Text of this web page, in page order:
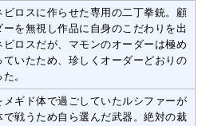
ビロスに作らせた専用の二丁拳銃。顧
ーを無視し作品に自身のこだわりを出
ビロスだが、マモンのオーダーは極め
ていたため、珍しくオーダーどおりの
。
メギド体で過ごしていたルシファーが
で戦うため自ら選んだ武器。絶対の裁